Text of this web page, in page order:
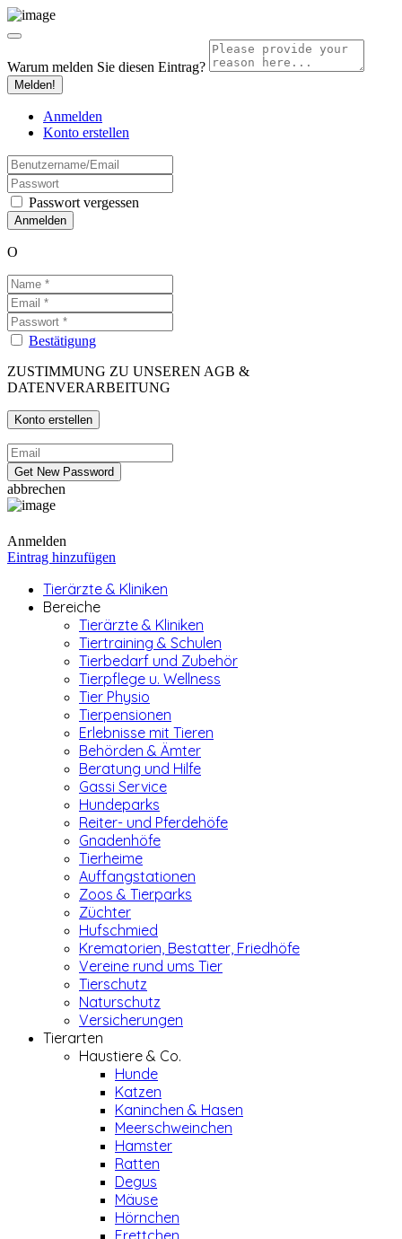
Warum melden Sie diesen Eintrag?
Melden!
Anmelden
Konto erstellen
Passwort vergessen
O
Bestätigung
ZUSTIMMUNG ZU UNSEREN AGB &
DATENVERARBEITUNG
abbrechen
Anmelden
Eintrag hinzufügen
Tierärzte & Kliniken
Bereiche
Tierärzte & Kliniken
Tiertraining & Schulen
Tierbedarf und Zubehör
Tierpflege u. Wellness
Tier Physio
Tierpensionen
Erlebnisse mit Tieren
Behörden & Ämter
Beratung und Hilfe
Gassi Service
Hundeparks
Reiter- und Pferdehöfe
Gnadenhöfe
Tierheime
Auffangstationen
Zoos & Tierparks
Züchter
Hufschmied
Krematorien, Bestatter, Friedhöfe
Vereine rund ums Tier
Tierschutz
Naturschutz
Versicherungen
Tierarten
Haustiere & Co.
Hunde
Katzen
Kaninchen & Hasen
Meerschweinchen
Hamster
Ratten
Degus
Mäuse
Hörnchen